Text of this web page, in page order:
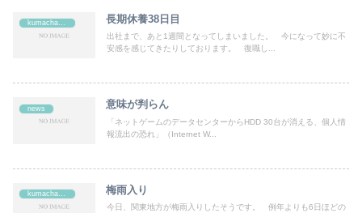
長期休養38日目
出社まで、あと1週間となってしまいました。 今になって妙に不
安感を感じてきたりしております。 復職し...
news 意味が判らん
「ネットゲームのデータセンターからHDD 30台が消える、個人情
報流出の恐れ」（Internet W...
kumachan's 梅雨入り
今日、関東地方が梅雨入りしたそうです。 例年よりも6日ほどの